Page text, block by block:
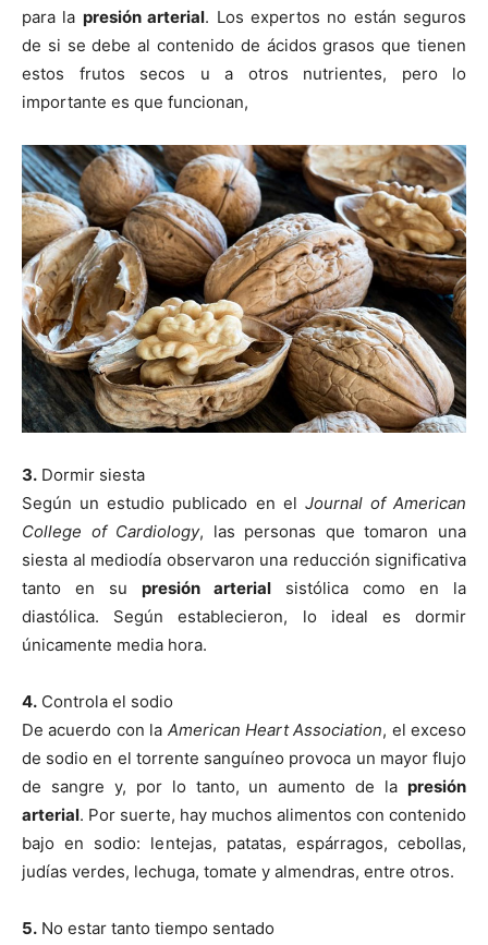
para la presión arterial. Los expertos no están seguros
de si se debe al contenido de ácidos grasos que tienen
estos frutos secos u a otros nutrientes, pero lo
importante es que funcionan,
3. Dormir siesta
Según un estudio publicado en el Journal of American
College of Cardiology, las personas que tomaron una
siesta al mediodía observaron una reducción significativa
tanto en su presión arterial sistólica como en la
diastólica. Según establecieron, lo ideal es dormir
únicamente media hora.
4. Controla el sodio
De acuerdo con la American Heart Association, el exceso
de sodio en el torrente sanguíneo provoca un mayor flujo
de sangre y, por lo tanto, un aumento de la presión
arterial. Por suerte, hay muchos alimentos con contenido
bajo en sodio: lentejas, patatas, espárragos, cebollas,
judías verdes, lechuga, tomate y almendras, entre otros.
5. No estar tanto tiempo sentado